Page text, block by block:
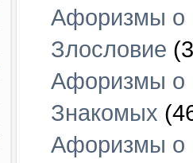
Афоризмы о
Злословие
Афоризмы о
Знакомых
Афоризмы о